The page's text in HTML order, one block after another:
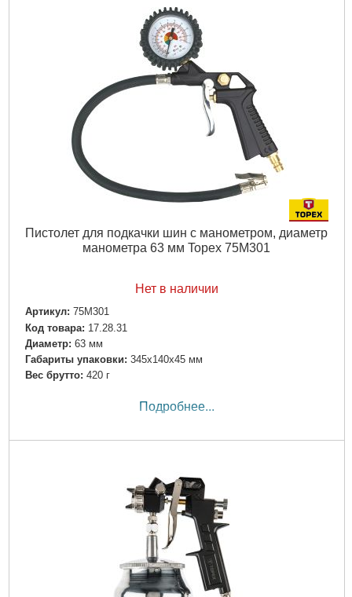
Пистолет для подкачки шин с манометром, диаметр
манометра 63 мм Topex 75M301
Нет в наличии
Артикул: 75M301
Код товара: 17.28.31
Диаметр: 63 мм
Габариты упаковки: 345x140x45 мм
Вес брутто: 420 г
Подробнее...